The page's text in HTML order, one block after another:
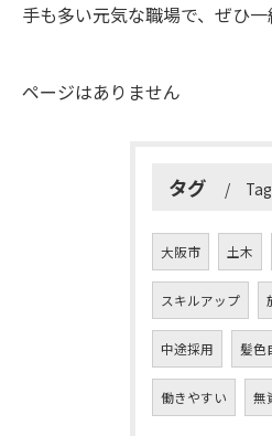
手も多い元気な職場で、ぜひ一
ページはありません
タグ
大阪市 土木
スキルアップ
中途採用 髪色
働きやすい 無